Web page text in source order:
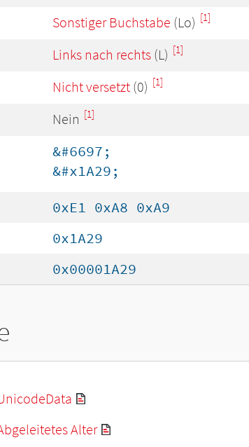
Sonstiger Buchstabe (Lo) [1]
Links nach rechts (L) [1]
Nicht versetzt (0) [1]
Nein [1]
&#6697;
&#x1A29;
0xE1 0xA8 0xA9
0x1A29
0x00001A29
Alter